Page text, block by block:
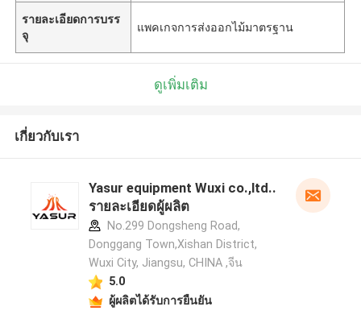
รายละเอียดการบรร
จุ
แพคเกจการส่งออกไม้มาตรฐาน
ดูเพิ่มเติม
เกี่ยวกับเรา
Yasur equipment Wuxi co.,ltd..
รายละเอียดผู้ผลิต
No.299 Dongsheng Road,
Donggang Town,Xishan District,
Wuxi City, Jiangsu, CHINA ,จีน
5.0
ผู้ผลิตได้รับการยืนยัน